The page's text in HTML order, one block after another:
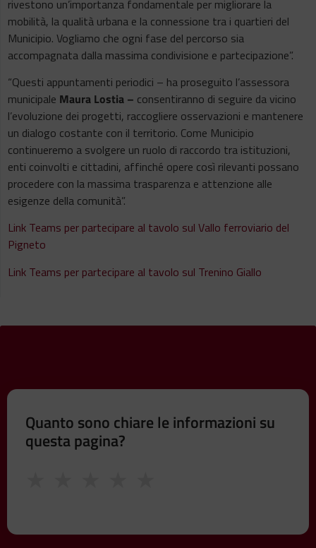
rivestono un’importanza fondamentale per migliorare la
mobilità, la qualità urbana e la connessione tra i quartieri del
Municipio. Vogliamo che ogni fase del percorso sia
accompagnata dalla massima condivisione e partecipazione”.
“Questi appuntamenti periodici – ha proseguito l’assessora
municipale Maura Lostia – consentiranno di seguire da vicino
l’evoluzione dei progetti, raccogliere osservazioni e mantenere
un dialogo costante con il territorio. Come Municipio
continueremo a svolgere un ruolo di raccordo tra istituzioni,
enti coinvolti e cittadini, affinché opere così rilevanti possano
procedere con la massima trasparenza e attenzione alle
esigenze della comunità”.
Link Teams per partecipare al tavolo sul Vallo ferroviario del
Pigneto
Link Teams per partecipare al tavolo sul Trenino Giallo
Quanto sono chiare le informazioni su
questa pagina?